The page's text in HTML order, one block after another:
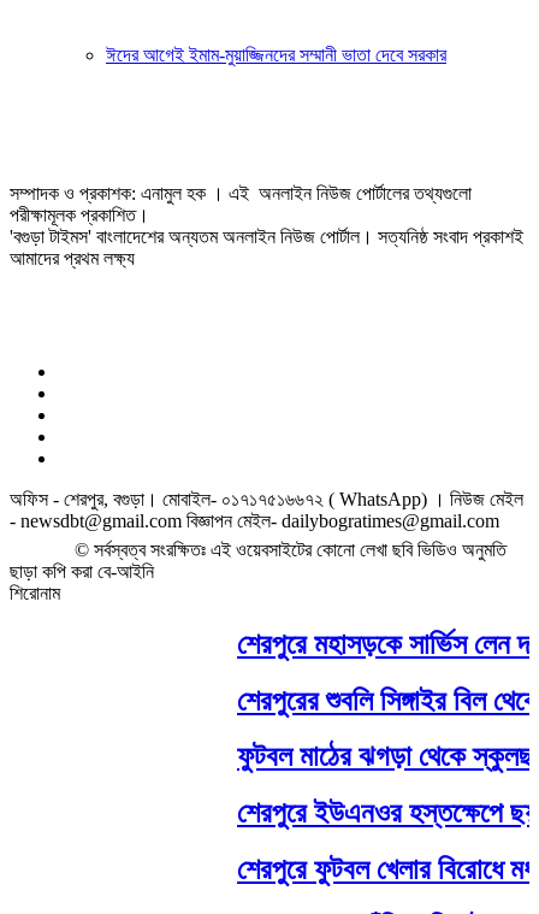
ঈদের আগেই ইমাম-মুয়াজ্জিনদের সম্মানী ভাতা দেবে সরকার
সম্পাদক ও প্রকাশক: এনামুল হক । এই অনলাইন নিউজ পোর্টালের তথ্যগুলো
পরীক্ষামূলক প্রকাশিত।
'বগুড়া টাইমস' বাংলাদেশের অন্যতম অনলাইন নিউজ পোর্টাল। সত্যনিষ্ঠ সংবাদ প্রকাশই
আমাদের প্রথম লক্ষ্য
অফিস - শেরপুর, বগুড়া। মোবাইল- ০১৭১৭৫১৬৬৭২ ( WhatsApp) । নিউজ মেইল
- newsdbt@gmail.com বিজ্ঞাপন মেইল- dailybogratimes@gmail.com
© সর্বস্বত্ব সংরক্ষিতঃ এই ওয়েবসাইটের কোনো লেখা ছবি ভিডিও অনুমতি
ছাড়া কপি করা বে-আইনি
শিরোনাম
শেরপুরে মহাসড়কে সার্ভিস লেন
শেরপুরের শুবলি সিঙ্গাইর বিল থেকে
ফুটবল মাঠের ঝগড়া থেকে
শেরপুরে ইউএনওর হস্তক্ষেপে ছয়
শেরপুরে ফুটবল খেলার বিরোধে